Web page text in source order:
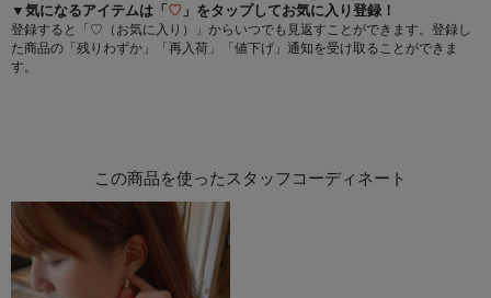
▼気になるアイテムは「♡ 」をタップしてお気に入り登録！
登録すると「♡（お気に入り）」からいつでも見返すことができます。登録し
た商品の「残りわずか」「再入荷」「値下げ」通知を受け取ることができま
す。
この商品を使ったスタッフコーディネート